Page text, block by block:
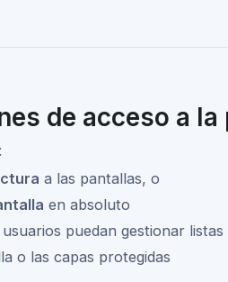
de acceso a la
a las pantallas, o
en absoluto
puedan gestionar
o las capas protegidas